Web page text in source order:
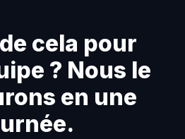
cela pour
? Nous le
en une